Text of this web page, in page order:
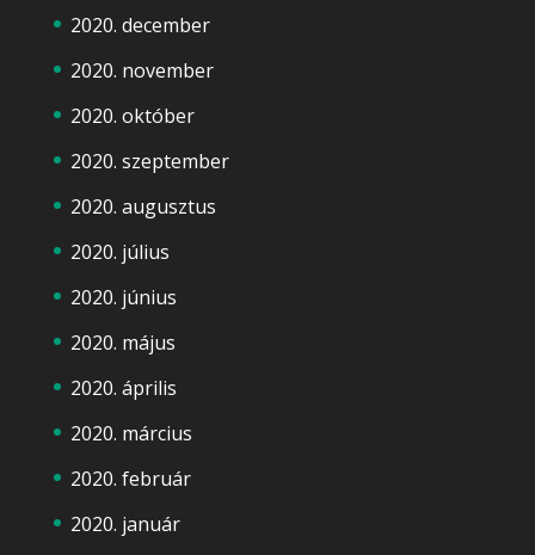
2020. december
2020. november
2020. október
2020. szeptember
2020. augusztus
2020. július
2020. június
2020. május
2020. április
2020. március
2020. február
2020. január